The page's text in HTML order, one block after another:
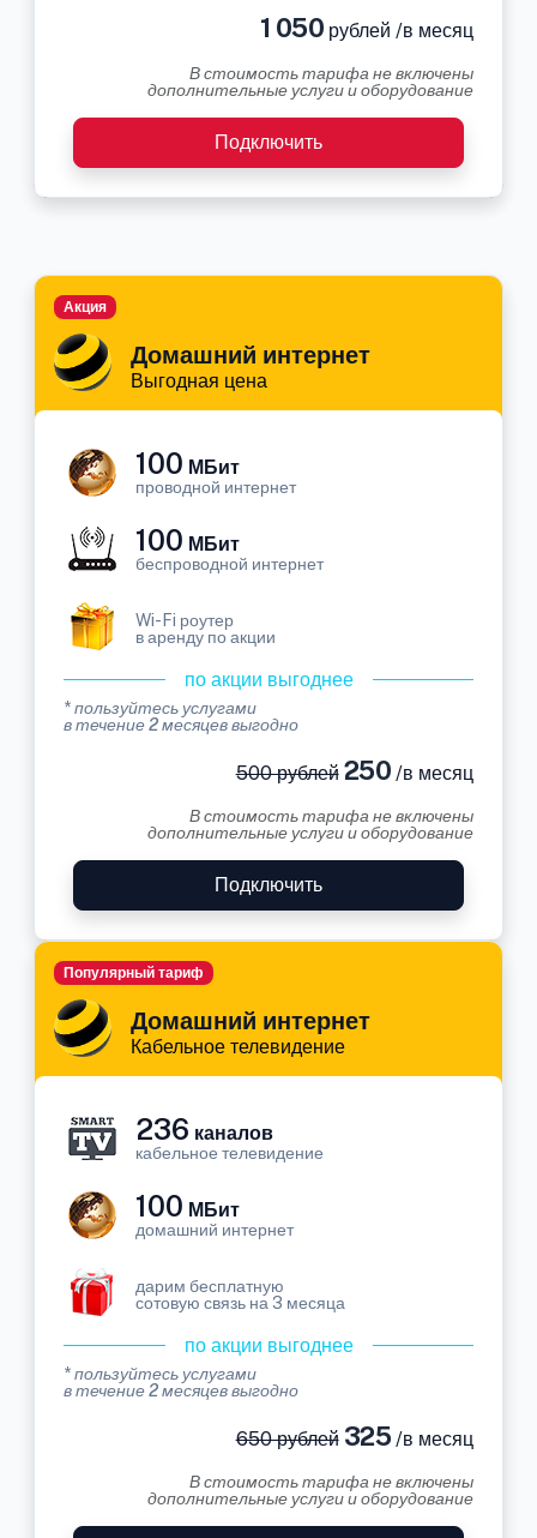
1 050 рублей /в месяц
В стоимость тарифа не включены
дополнительные услуги и оборудование
Подключить
Домашний интернет
Выгодная цена
Акция
100 МБит
проводной интернет
100 МБит
беспроводной интернет
Wi-Fi роутер
в аренду по акции
по акции выгоднее
* пользуйтесь услугами
в течение 2 месяцев выгодно
500 рублей250 /в месяц
В стоимость тарифа не включены
дополнительные услуги и оборудование
Подключить
Домашний интернет
Кабельное телевидение
Популярный тариф
236 каналов
кабельное телевидение
100 МБит
домашний интернет
дарим бесплатную
сотовую связь на 3 месяца
по акции выгоднее
* пользуйтесь услугами
в течение 2 месяцев выгодно
650 рублей325 /в месяц
В стоимость тарифа не включены
дополнительные услуги и оборудование